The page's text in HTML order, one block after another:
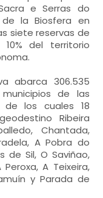
e Serras do
la Biosfera en
siete reservas de
del territorio
abarca 306.535
de las
de los cuales 18
Ribeira
Chantada,
A Pobra do
de Sil, O Saviñao,
A Teixeira,
y Parada de